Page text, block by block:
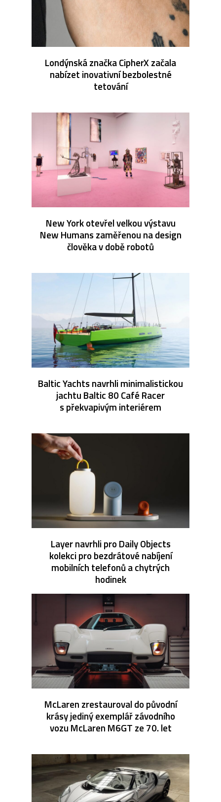
Londýnská značka CipherX začala
nabízet inovativní bezbolestné
tetování
New York otevřel velkou výstavu
New Humans zaměřenou na design
člověka v době robotů
Baltic Yachts navrhli minimalistickou
jachtu Baltic 80 Café Racer
s překvapivým interiérem
Layer navrhli pro Daily Objects
kolekci pro bezdrátové nabíjení
mobilních telefonů a chytrých
hodinek
McLaren zrestauroval do původní
krásy jediný exemplář závodního
vozu McLaren M6GT ze 70. let